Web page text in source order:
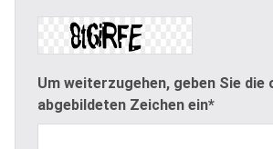
Um weiterzugehen, geben Sie die
abgebildeten Zeichen ein*